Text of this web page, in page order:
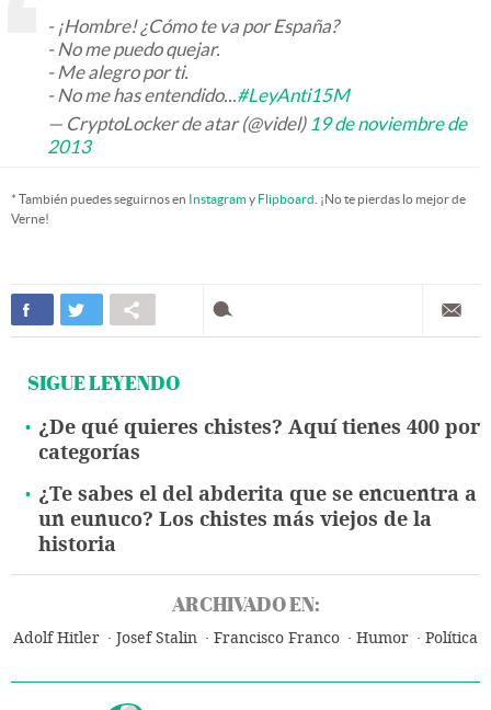
- ¡Hombre! ¿Cómo te va por España?
- No me puedo quejar.
- Me alegro por ti.
- No me has entendido... #LeyAnti15M
— CryptoLocker de atar (@videl) 19 de noviembre de
2013
* También puedes seguirnos en Instagramy Flipboard . ¡No te pierdas lo mejor de
Verne!
SIGUE LEYENDO
¿De qué quieres chistes? Aquí tienes 400 por
categorías
¿Te sabes el del abderita que se encuentra a
un eunuco? Los chistes más viejos de la
historia
ARCHIVADO EN:
Adolf Hitler Josef Stalin Francisco Franco Humor Política